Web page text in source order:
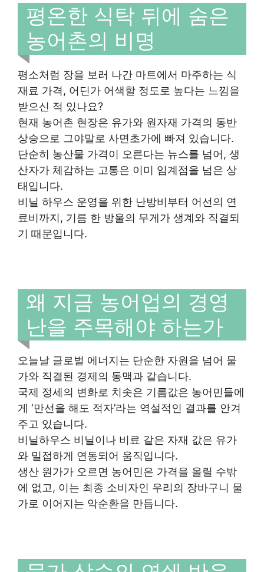
평온한 식탁 뒤에 숨은
농어촌의 비명
평소처럼 장을 보러 나간 마트에서 마주하는 식
재료 가격, 어딘가 어색할 정도로 높다는 느낌을
받으신 적 있나요?
현재 농어촌 현장은 유가와 원자재 가격의 동반
상승으로 그야말로 사면초가에 빠져 있습니다.
단순히 농산물 가격이 오른다는 뉴스를 넘어, 생
산자가 체감하는 고통은 이미 임계점을 넘은 상
태입니다.
비닐 하우스 운영을 위한 난방비부터 어선의 연
료비까지, 기름 한 방울의 무게가 생계와 직결되
기 때문입니다.
왜 지금 농어업의 경영
난을 주목해야 하는가
오늘날 글로벌 에너지는 단순한 자원을 넘어 물
가와 직결된 경제의 동맥과 같습니다.
국제 정세의 변화로 치솟은 기름값은 농어민들에
게 ‘만선을 해도 적자’라는 역설적인 결과를 안겨
주고 있습니다.
비닐하우스 비닐이나 비료 같은 자재 값은 유가
와 밀접하게 연동되어 움직입니다.
생산 원가가 오르면 농어민은 가격을 올릴 수밖
에 없고, 이는 최종 소비자인 우리의 장바구니 물
가로 이어지는 악순환을 만듭니다.